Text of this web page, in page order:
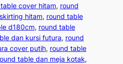
cover hitam, round
hitam, round table
d180cm, round table
dan kursi futura, round
cover putih, round table
table dan meja kotak